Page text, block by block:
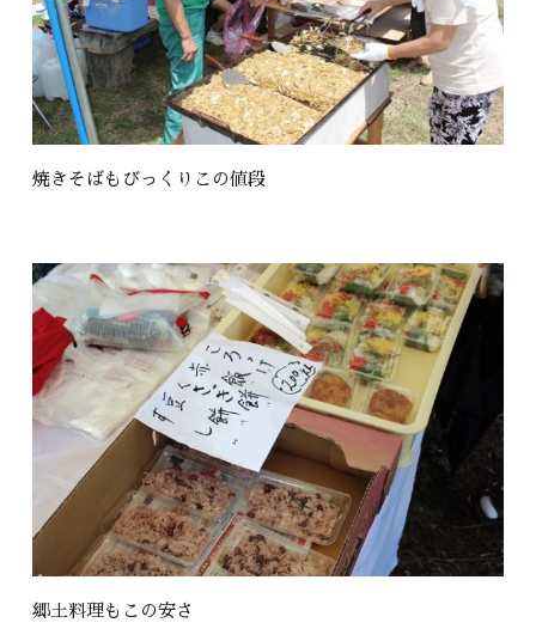
焼きそばもびっくりこの値段
郷土料理もこの安さ